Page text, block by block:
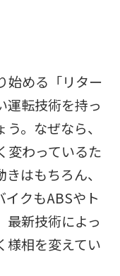
始める「リター
運転技術を持っ
。なぜなら、
変わっているた
はもちろん、
クもABSやト
最新技術によっ
様相を変えてい